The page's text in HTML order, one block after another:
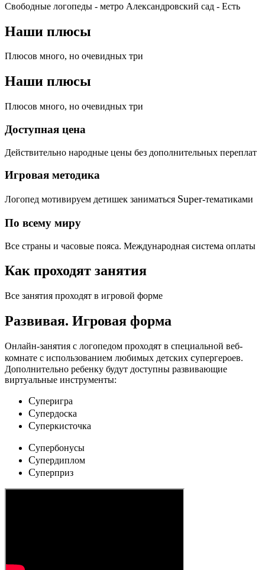
Свободные логопеды - метро Александровский сад - Есть
Наши плюсы
Плюсов много, но очевидных три
Наши плюсы
Плюсов много, но очевидных три
Доступная цена
Действительно народные цены без дополнительных переплат
Игровая методика
Логопед мотивируем детишек заниматься Super-тематиками
По всему миру
Все страны и часовые пояса. Международная система оплаты
Как проходят занятия
Все занятия проходят в игровой форме
Развивая. Игровая форма
Онлайн-занятия с логопедом проходят в специальной веб-
комнате с использованием любимых детских cупергероев.
Дополнительно ребенку будут доступны развивающие
виртуальные инструменты:
Cуперигра
Cупердоска
Cуперкисточка
Cупербонусы
Cупердиплом
Cуперприз